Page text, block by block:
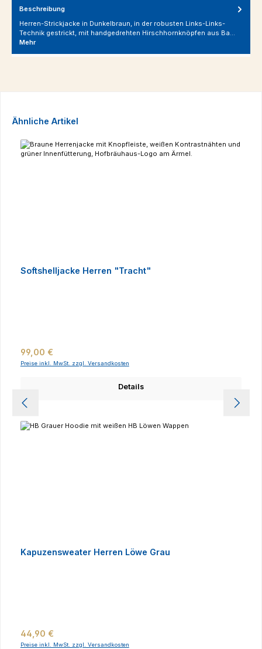
Beschreibung
Herren-Strickjacke in Dunkelbraun, in der robusten Links-Links-
Technik gestrickt, mit handgedrehten Hirschhornknöpfen aus Ba…
Mehr
Produktgalerie überspringen
Ähnliche Artikel
Softshelljacke Herren "Tracht"
Regulärer Preis:
99,00 €
Preise inkl. MwSt. zzgl. Versandkosten
Details
Kapuzensweater Herren Löwe Grau
Regulärer Preis:
44,90 €
Preise inkl. MwSt. zzgl. Versandkosten